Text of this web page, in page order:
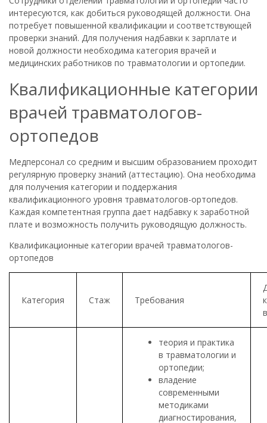
интересуются, как добиться руководящей должности. Она
потребует повышенной квалификации и соответствующей
проверки знаний. Для получения надбавки к зарплате и
новой должности необходима категория врачей и
медицинских работников по травматологии и ортопедии.
Квалификационные категории
врачей травматологов-
ортопедов
Медперсонал со средним и высшим образованием проходит
регулярную проверку знаний (аттестацию). Она необходима
для получения категории и поддержания
квалификационного уровня травматологов-ортопедов.
Каждая компетентная группа дает надбавку к заработной
плате и возможность получить руководящую должность.
Квалификационные категории врачей травматологов-
ортопедов
Категория Стаж Требования
теория и практика
в травматологии и
ортопедии;
владение
современными
методиками
диагностирования,